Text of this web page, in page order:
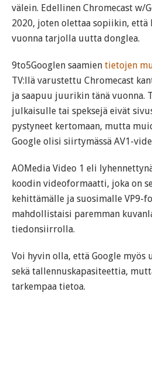
välein. Edellinen Chromecast w/
2020, joten olettaa sopiikin, että
vuonna tarjolla uutta donglea.
9to5Googlen saamien tietojen
TV:llä varustettu Chromecast
ja saapuu juurikin tänä vuonna.
julkaisulle tai speksejä eivät
pystyneet kertomaan, mutta
Google olisi siirtymässä AV1-
AOMedia Video 1 eli
koodin videoformaatti, joka on
kehittämälle ja suosimalle VP9-
mahdollistaisi paremman
tiedonsiirrolla.
Voi hyvin olla, että Google
sekä tallennuskapasiteettia,
tarkempaa tietoa.